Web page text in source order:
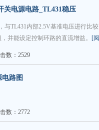
关电源电路_TL431稳压
与TL431内部2.5V基准电压进行比
并能设定控制环路的直流增益。 [
数：2529
路图
数：2772